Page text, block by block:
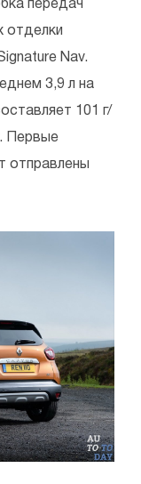
передач
отделки
Nav.
3,9 л на
101 г/
Первые
отправлены